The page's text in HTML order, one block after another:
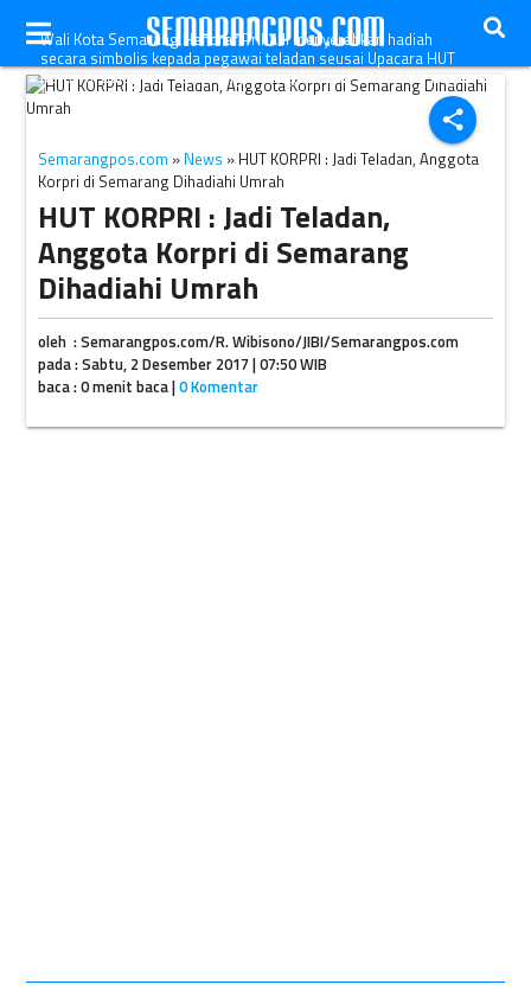
share
Wali Kota Semarang Hendrar Prihadi menyerahkan hadiah
secara simbolis kepada pegawai teladan seusai Upacara HUT
Korpri di Balai Kota Semarang, Jateng, Rabu (29/11/2017) pagi.
(Semarangkota.go.id)
Semarangpos.com » News » HUT KORPRI : Jadi Teladan, Anggota
Korpri di Semarang Dihadiahi Umrah
HUT KORPRI : Jadi Teladan,
Anggota Korpri di Semarang
Dihadiahi Umrah
oleh : Semarangpos.com/R. Wibisono/JIBI/Semarangpos.com
pada : Sabtu, 2 Desember 2017 | 07:50 WIB
baca : 0 menit baca |0 Komentar